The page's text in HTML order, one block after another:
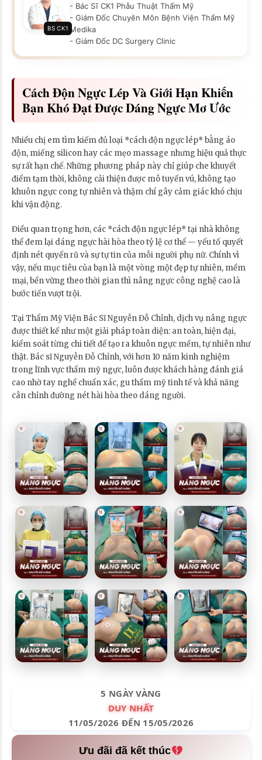
BS CK1
- Bác Sĩ CK1 Phẫu Thuật Thẩm Mỹ
- Giám Đốc Chuyên Môn Bệnh Viện Thẩm Mỹ
Medika
- Giám Đốc DC Surgery Clinic
Cách Độn Ngực Lép Và Giới Hạn Khiến
Bạn Khó Đạt Được Dáng Ngực Mơ Ước
Nhiều chị em tìm kiếm đủ loại *cách độn ngực lép* bằng áo
độn, miếng silicon hay các mẹo massage nhưng hiệu quả thực
sự rất hạn chế. Những phương pháp này chỉ giúp che khuyết
điểm tạm thời, không cải thiện được mô tuyến vú, không tạo
khuôn ngực cong tự nhiên và thậm chí gây cảm giác khó chịu
khi vận động.
Điều quan trọng hơn, các *cách độn ngực lép* tại nhà không
thể đem lại dáng ngực hài hòa theo tỷ lệ cơ thể — yếu tố quyết
định nét quyến rũ và sự tự tin của mỗi người phụ nữ. Chính vì
vậy, nếu mục tiêu của bạn là một vòng một đẹp tự nhiên, mềm
mại, bền vững theo thời gian thì nâng ngực công nghệ cao là
bước tiến vượt trội.
Tại Thẩm Mỹ Viện Bác Sĩ Nguyễn Đỗ Chỉnh, dịch vụ nâng ngực
được thiết kế như một giải pháp toàn diện: an toàn, hiện đại,
kiểm soát từng chi tiết để tạo ra khuôn ngực mềm, tự nhiên như
thật. Bác sĩ Nguyễn Đỗ Chỉnh, với hơn 10 năm kinh nghiệm
trong lĩnh vực thẩm mỹ ngực, luôn được khách hàng đánh giá
cao nhờ tay nghề chuẩn xác, gu thẩm mỹ tinh tế và khả năng
cân chỉnh đường nét hài hòa theo dáng người.
5 NGÀY VÀNG
DUY NHẤT
11/05/2026 ĐẾN 15/05/2026
Ưu đãi đã kết thúc